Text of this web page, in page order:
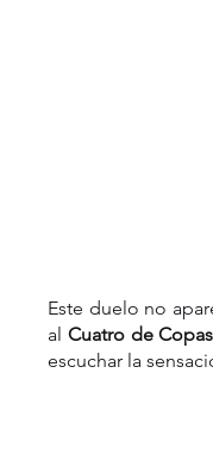
Este duelo no
al Cuatro de Copas
escuchar la